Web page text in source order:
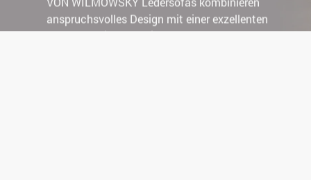
anspruchsvolles Design mit einer exzellenten
und langlebigen Qualität. Als zentrales